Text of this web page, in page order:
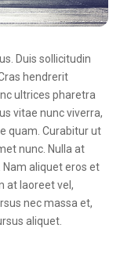
Duis sollicitudin
hendrerit
ultrices pharetra
vitae nunc viverra,
quam. Curabitur ut
nunc. Nulla at
aliquet eros et
at laoreet vel,
nec massa et,
aliquet.